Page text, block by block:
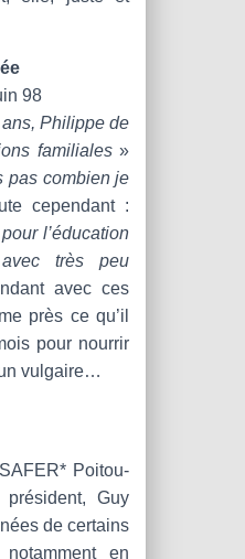
98
Philippe de
familiales»
pas combien je
cependant :
l’éducation
très peu
avec ces
près ce qu’il
pour nourrir
vulgaire…
Poitou-
Guy
de certains
en